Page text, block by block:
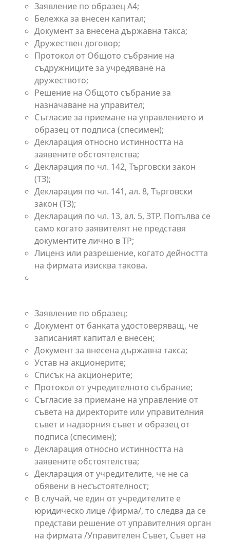
Заявление по образец А4;
Бележка за внесен капитал;
Документ за внесена държавна такса;
Дружествен договор;
Протокол от Общото събрание на
съдружниците за учредяване на
дружеството;
Решение на Общото събрание за
назначаване на управител;
Съгласие за приемане на управлението и
образец от подписа (спесимен);
Декларация относно истинността на
заявените обстоятелства;
Декларация по чл. 142, Търговски закон
(ТЗ);
Декларация по чл. 141, ал. 8, Търговски
закон (ТЗ);
Декларация по чл. 13, ал. 5, ЗТР. Попълва се
само когато заявителят не представя
документите лично в ТР;
Лиценз или разрешение, когато дейността
на фирмата изисква такова.
Заявление по образец;
Документ от банката удостоверяващ, че
записаният капитал е внесен;
Документ за внесена държавна такса;
Устав на акционерите;
Списък на акционерите;
Протокол от учредителното събрание;
Съгласие за приемане на управление от
съвета на директорите или управителния
съвет и надзорния съвет и образец от
подписа (спесимен);
Декларация относно истинността на
заявените обстоятелства;
Декларация от учредителите, че не са
обявени в несъстоятелност;
В случай, че един от учредителите е
юридическо лице /фирма/, то следва да се
представи решение от управителния орган
на фирмата /Управителен Съвет, Съвет на